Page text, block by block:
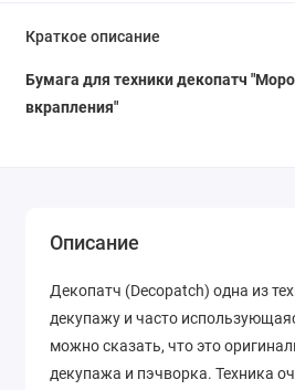
Краткое описание
Бумага для техники декопатч
вкрапления"
Описание
Декопатч (Decopatch) одна из
декупажу и часто
можно сказать, что это
декупажа и пэчворка. Техника